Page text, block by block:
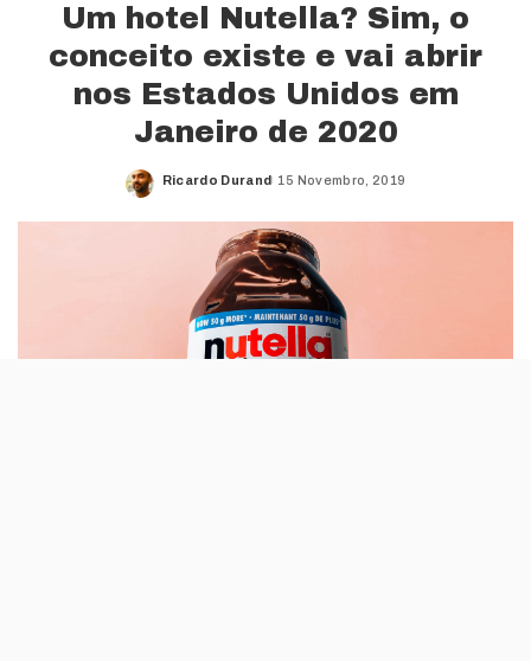
Um hotel Nutella? Sim, o
conceito existe e vai abrir
nos Estados Unidos em
Janeiro de 2020
Posted
Ricardo Durand 15 Novembro, 2019